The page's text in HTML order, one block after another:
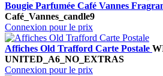
Bougie Parfumée Café Vannes
Café_Vannes_candle9
Connexion pour le prix
Affiches Old Trafford Carte Postale
UNITED_A6_NO_EXTRAS
Connexion pour le prix